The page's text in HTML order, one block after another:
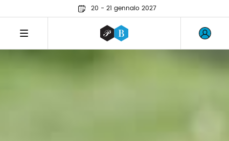
20 - 21 gennaio 2027